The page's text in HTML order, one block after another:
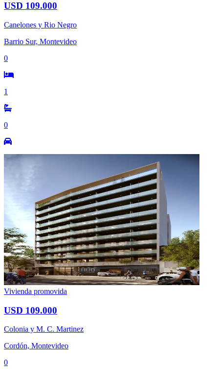
USD 109.000
Canelones y Rio Negro
Barrio Sur, Montevideo
0
1
0
Vivienda promovida
USD 109.000
Colonia y M. C. Martinez
Cordón, Montevideo
0